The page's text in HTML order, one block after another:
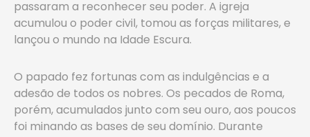
passaram a reconhecer seu poder. A igreja
acumulou o poder civil, tomou as forças militares, e
lançou o mundo na Idade Escura.
O papado fez fortunas com as indulgências e a
adesão de todos os nobres. Os pecados de Roma,
porém, acumulados junto com seu ouro, aos poucos
foi minando as bases de seu domínio. Durante